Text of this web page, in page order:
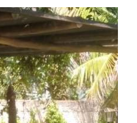
Imobiliários
index.php/
6-33 - Bauru/SP